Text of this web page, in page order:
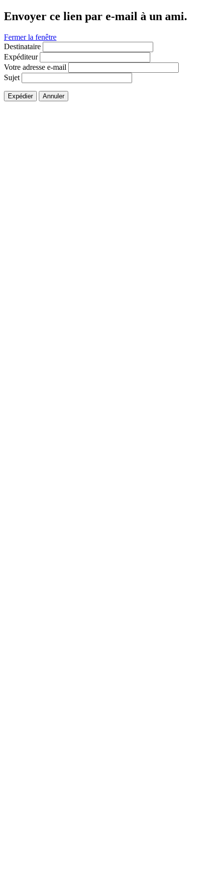
Envoyer ce lien par e-mail à un ami.
Fermer la fenêtre
Destinataire
Expéditeur
Votre adresse e-mail
Sujet
Expédier Annuler